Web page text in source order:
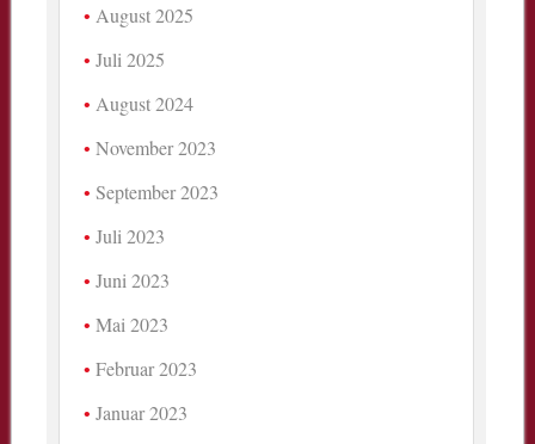
August 2025
Juli 2025
August 2024
November 2023
September 2023
Juli 2023
Juni 2023
Mai 2023
Februar 2023
Januar 2023